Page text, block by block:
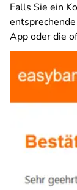
Falls Sie ein
App oder die